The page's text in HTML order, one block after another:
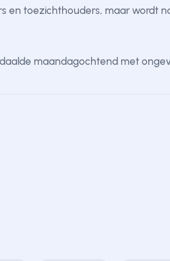
en toezichthouders, maar wordt
maandagochtend met